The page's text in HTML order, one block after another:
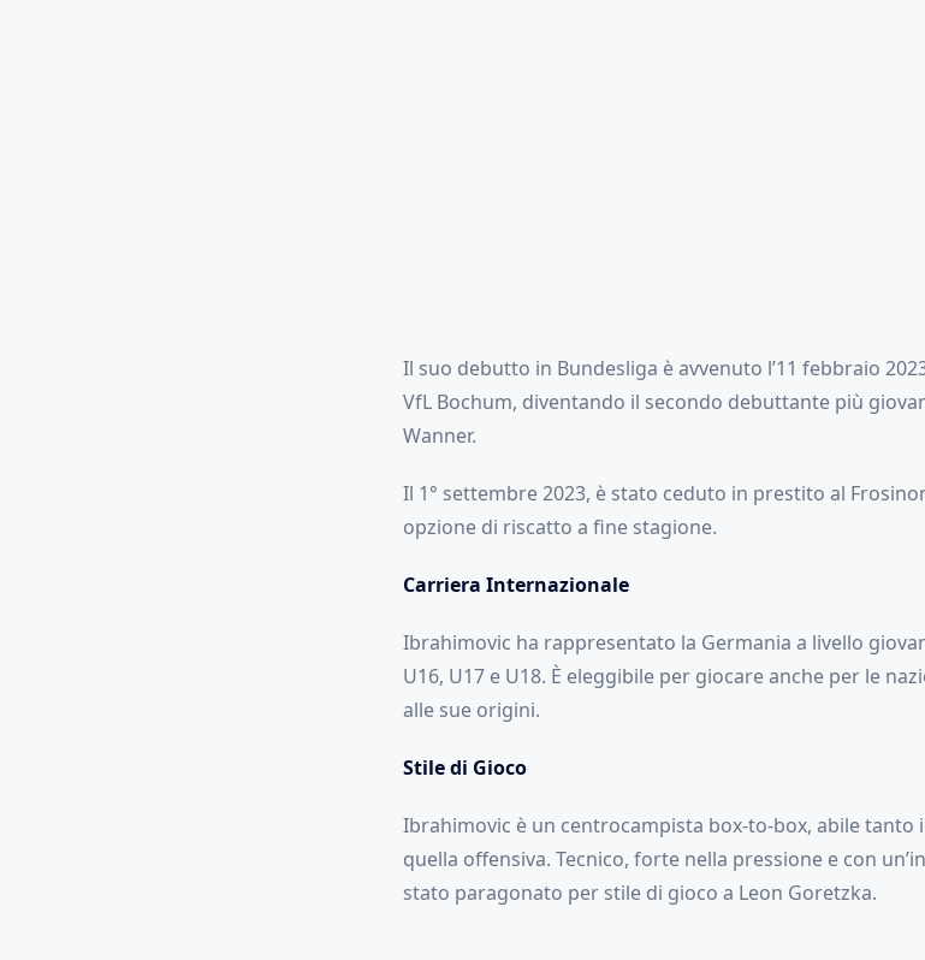
Il suo debutto in Bundesliga è avvenuto l’11 febbraio
VfL Bochum, diventando il secondo debuttante più
Wanner.
Il 1° settembre 2023, è stato ceduto in prestito al
opzione di riscatto a fine stagione.
Carriera Internazionale
Ibrahimovic ha rappresentato la Germania a livello
U16, U17 e U18. È eleggibile per giocare anche per le
alle sue origini.
Stile di Gioco
Ibrahimovic è un centrocampista box-to-box, abile tanto
quella offensiva. Tecnico, forte nella pressione e con
stato paragonato per stile di gioco a Leon Goretzka.